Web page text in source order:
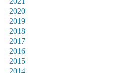
2020
2019
2018
2017
2016
2015
2014